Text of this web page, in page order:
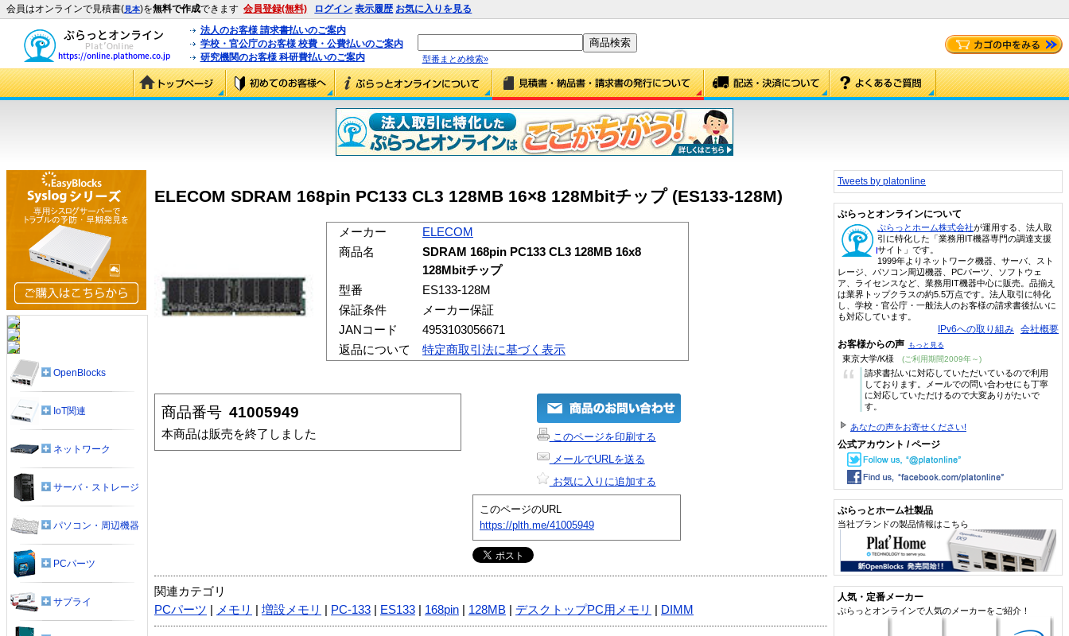
会員はオンラインで見積書(見本)を無料で作成できます 会員登録(無料) ログイン 表示履歴 お気に入りを見る
法人のお客様 請求書払いのご案内
学校・官公庁のお客様 校費・公費払いのご案内
研究機関のお客様 科研費払いのご案内
型番まとめ検索»
ELECOM SDRAM 168pin PC133 CL3 128MB 16×8 128Mbitチップ (ES133-128M)
メーカー
ELECOM
商品名
SDRAM 168pin PC133 CL3 128MB 16x8
128Mbitチップ
型番
ES133-128M
保証条件
メーカー保証
JANコード
4953103056671
返品について
特定商取引法に基づく表示
商品番号 41005949
本商品は販売を終了しました
このページを印刷する
メールでURLを送る
お気に入りに追加する
このページのURL
https://plth.me/41005949
関連カテゴリ
PCパーツ
メモリ 増設メモリ PC-133 ES133 168pin 128MB デスクトップPC用メモリ DIMM
OpenBlocks
IoT関連
ネットワーク
サーバ・ストレージ
パソコン・周辺機器
PCパーツ
サプライ
Tweets by platonline
ぷらっとオンラインについて
ぷらっとホーム株式会社が運用する、法人取
引に特化した「業務用IT機器専門の調達支援
サイト」です。
1999年よりネットワーク機器、サーバ、スト
レージ、パソコン周辺機器、PCパーツ、ソフトウェ
ア、ライセンスなど、業務用IT機器中心に販売。品揃え
は業界トップクラスの約5.5万点です。法人取引に特化
し、学校・官公庁・一般法人のお客様の請求書後払いに
も対応しています。
IPv6への取り組み 会社概要
お客様からの声 もっと見る
東京大学/K様 (ご利用期間2009年～)
“
請求書払いに対応していただいているので利用
しております。メールでの問い合わせにも丁寧
に対応していただけるので大変ありがたいで
す。
あなたの声をお寄せください!
公式アカウント / ページ
ぷらっとホーム社製品
当社ブランドの製品情報はこちら
人気・定番メーカー
ぷらっとオンラインで人気のメーカーをご紹介！